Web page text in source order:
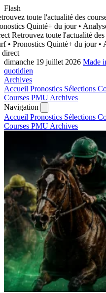
Flash
toute l'actualité des
Quinté+ du jour •
Retrouvez toute l'actualité
• Pronostics Quinté+ du jour •
dimanche 19 juillet 2026 Made
quotidien
Archives
Accueil Pronostics Sélections
Courses PMU Archives
Navigation
Accueil Pronostics Sélections
Courses PMU Archives